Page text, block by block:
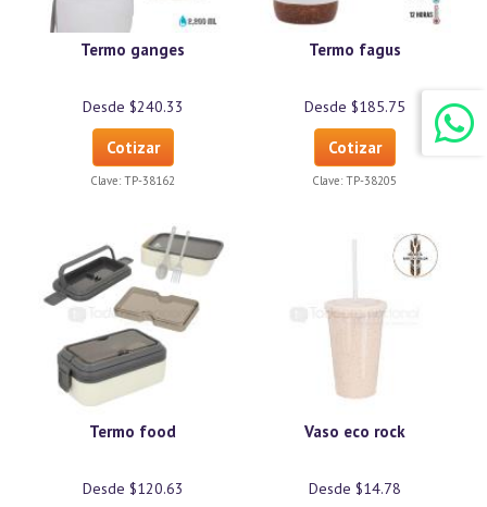
Termo ganges
Desde $240.33
Cotizar
Clave: TP-38162
Termo fagus
Desde $185.75
Cotizar
Clave: TP-38205
Termo food
Desde $120.63
Vaso eco rock
Desde $14.78